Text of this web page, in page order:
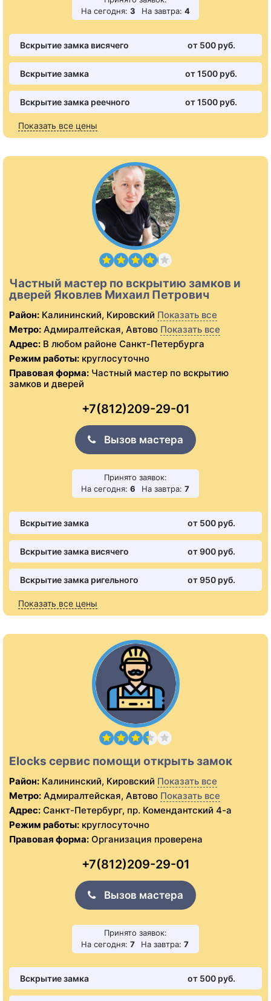
На сегодня: 3 На завтра: 4
Вскрытие замка висячего от 500 pуб.
Вскрытие замка от 1500 pуб.
Вскрытие замка реечного от 1500 pуб.
Показать все цены
Частный мастер по вскрытию замков и
дверей Яковлев Михаил Петрович
Район: Калининский, Кировский Показать все
Метро: Адмиралтейская, Автово Показать все
Адрес: В любом районе Санкт-Петербурга
Режим работы: круглосуточно
Правовая форма: Частный мастер по вскрытию
замков и дверей
+7(812)209-29-01
Вызов мастера
Принято заявок:
На сегодня: 6 На завтра: 7
Вскрытие замка от 500 pуб.
Вскрытие замка висячего от 900 pуб.
Вскрытие замка ригельного от 950 pуб.
Показать все цены
Elocks сервис помощи открыть замок
Район: Калининский, Кировский Показать все
Метро: Адмиралтейская, Автово Показать все
Адрес: Санкт-Петербург, пр. Комендантский 4-а
Режим работы: круглосуточно
Правовая форма: Организация проверена
+7(812)209-29-01
Вызов мастера
Принято заявок:
На сегодня: 7 На завтра: 7
Вскрытие замка от 500 pуб.